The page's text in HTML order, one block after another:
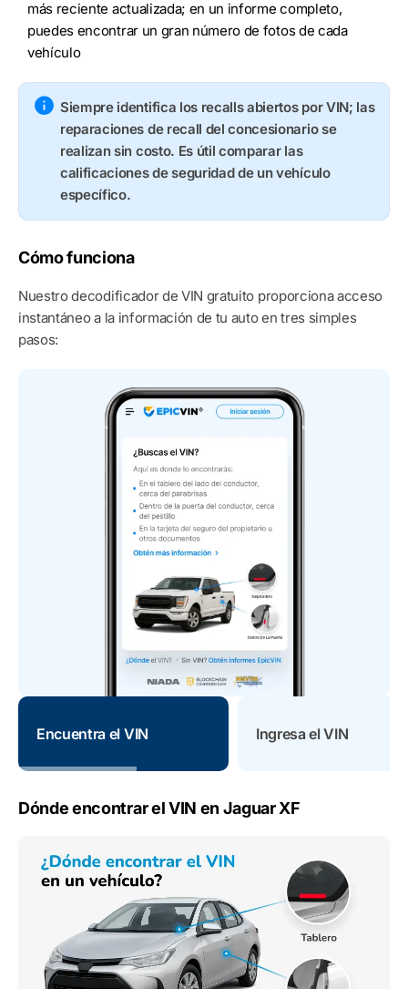
más reciente actualizada; en un informe completo,
puedes encontrar un gran número de fotos de cada
vehículo
Siempre identifica los recalls abiertos por VIN; las
reparaciones de recall del concesionario se
realizan sin costo. Es útil comparar las
calificaciones de seguridad de un vehículo
específico.
Cómo funciona
Nuestro decodificador de VIN gratuito proporciona acceso
instantáneo a la información de tu auto en tres simples
pasos:
Encuentra el VIN Ingresa el VIN
Dónde encontrar el VIN en Jaguar XF